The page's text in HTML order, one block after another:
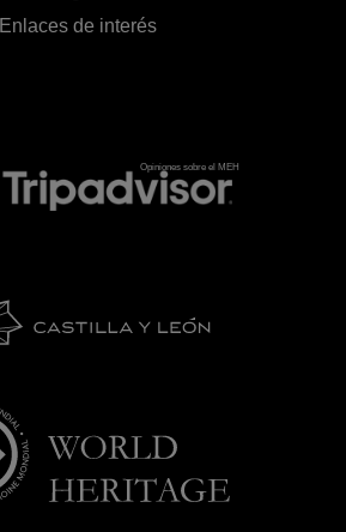
Enlaces de interés
Opiniones sobre el MEH